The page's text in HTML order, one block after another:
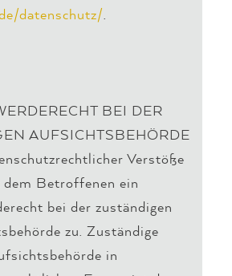
datenschutz/
BEI DER
AUFSICHTSBEHÖRDE
Verstöße
Betroffenen ein
bei der zuständigen
zu. Zuständige
in